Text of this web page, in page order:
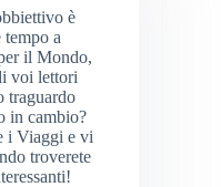
è
a
il Mondo,
voi lettori
traguardo
in cambio?
i Viaggi e vi
troverete